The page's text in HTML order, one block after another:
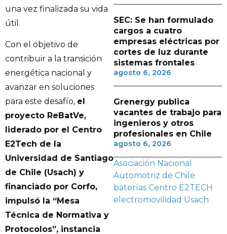
una vez finalizada su vida
útil.
Con el objetivo de
contribuir a la transición
energética nacional y
avanzar en soluciones
para este desafío, el
proyecto ReBatVe,
liderado por el Centro
E2Tech de la
Universidad de Santiago
de Chile (Usach) y
financiado por Corfo,
impulsó la “Mesa
Técnica de Normativa y
Protocolos”, instancia
SEC: Se han formulado
cargos a cuatro
empresas eléctricas por
cortes de luz durante
sistemas frontales
agosto 6, 2026
Grenergy publica
vacantes de trabajo para
ingenieros y otros
profesionales en Chile
agosto 6, 2026
Asociación Nacional
Automotriz de Chile
baterías Centro E2TECH
electromovilidad Usach